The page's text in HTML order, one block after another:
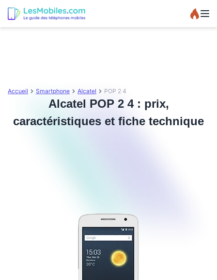
Accueil Smartphone Alcatel POP 2 4
Alcatel POP 2 4 : prix,
caractéristiques et fiche technique